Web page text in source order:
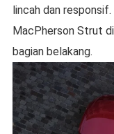
lincah dan
MacPherson Strut
bagian belakang.